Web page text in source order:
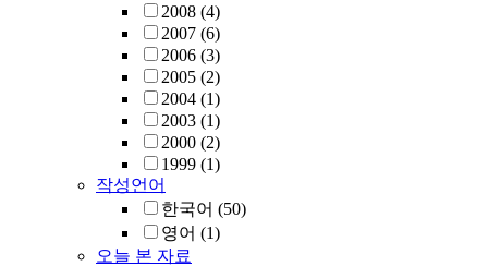
2008 (4)
2007 (6)
2006 (3)
2005 (2)
2004 (1)
2003 (1)
2000 (2)
1999 (1)
작성언어
한국어 (50)
영어 (1)
오늘 본 자료